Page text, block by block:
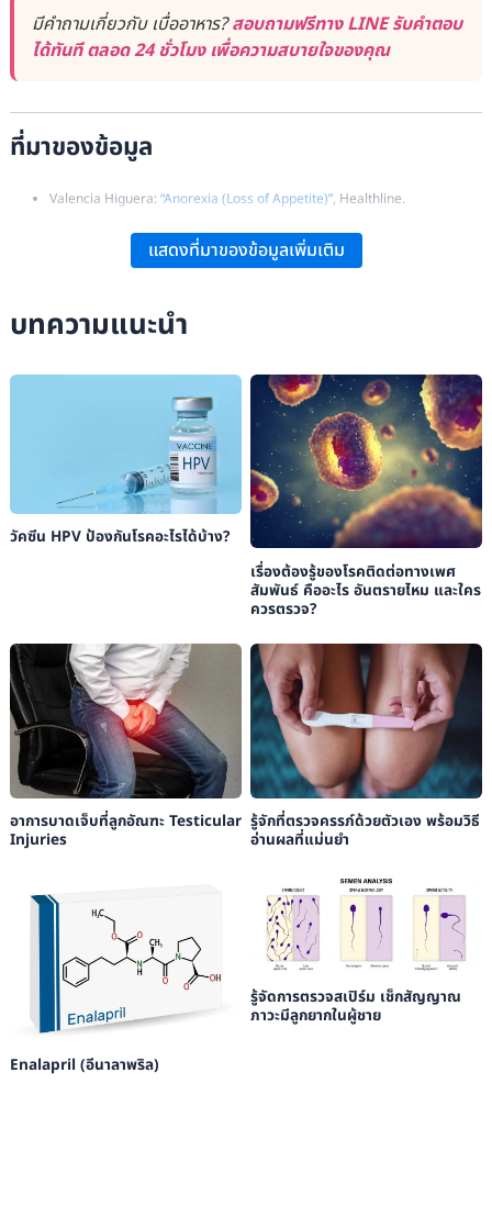
มีคำถามเกี่ยวกับ เบื่ออาหาร?สอบถามฟรีทาง LINE รับคำตอบ
ได้ทันที ตลอด 24 ชั่วโมง เพื่อความสบายใจของคุณ
ที่มาของข้อมูล
Valencia Higuera: “Anorexia (Loss of Appetite)”, Healthline.
“Anorexia”.
แสดงที่มาของข้อมูลเพิ่มเติม
บทความแนะนำ
วัคซีน HPV ป้องกันโรคอะไรได้บ้าง?
เรื่องต้องรู้ของโรคติดต่อทางเพศ
สัมพันธ์ คืออะไร อันตรายไหม และใคร
ควรตรวจ?
อาการบาดเจ็บที่ลูกอัณฑะ Testicular
Injuries
รู้จักที่ตรวจครรภ์ด้วยตัวเอง พร้อมวิธี
อ่านผลที่แม่นยำ
Enalapril (อีนาลาพริล)
รู้จัดการตรวจสเปิร์ม เช็กสัญญาณ
ภาวะมีลูกยากในผู้ชาย